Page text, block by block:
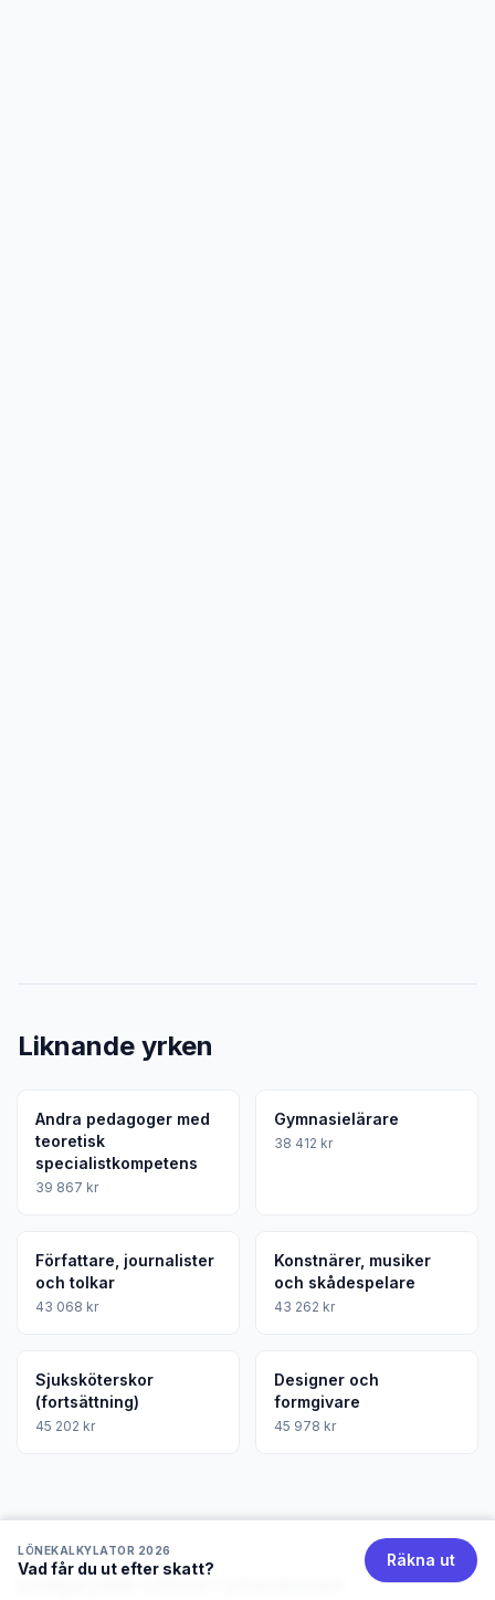
Liknande yrken
Andra pedagoger med
teoretisk
specialistkompetens
39 867 kr
Gymnasielärare
38 412 kr
Författare, journalister
och tolkar
43 068 kr
Konstnärer, musiker
och skådespelare
43 262 kr
Sjuksköterskor
(fortsättning)
45 202 kr
Designer och
formgivare
45 978 kr
LÖNEKALKYLATOR 2026
Vad får du ut efter skatt? Räkna ut